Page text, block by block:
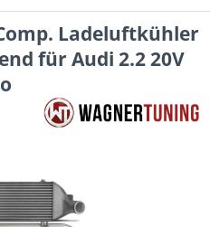
Ladeluftkühler
für Audi 2.2 20V